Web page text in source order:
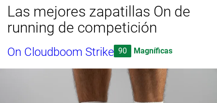
Las mejores zapatillas On de
running de competición
On Cloudboom Strike 90 Magníficas